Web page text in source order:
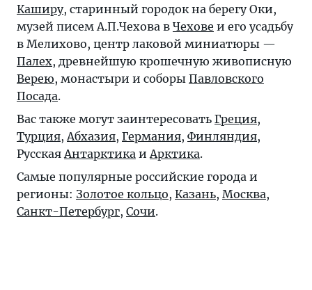
Каширу, старинный городок на берегу Оки,
музей писем А.П.Чехова в Чехове и его усадьбу
в Мелихово, центр лаковой миниатюры —
Палех, древнейшую крошечную живописную
Верею, монастыри и соборы Павловского
Посада.
Вас также могут заинтересовать Греция,
Турция,Абхазия, Германия, Финляндия,
РусскаяАнтарктика иАрктика.
Самые популярные российские города и
регионы: Золотое кольцо, Казань, Москва,
Санкт-Петербург, Сочи.